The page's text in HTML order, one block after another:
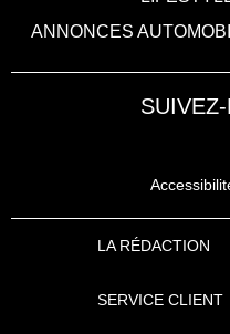
ANNONCES
LA RÉDACTION
SERVICE CLIENT